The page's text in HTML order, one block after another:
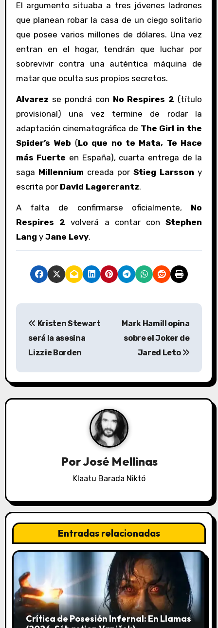
El argumento situaba a tres jóvenes ladrones
que planean robar la casa de un ciego solitario
que posee varios millones de dólares. Una vez
entran en el hogar, tendrán que luchar por
sobrevivir contra una auténtica máquina de
matar que oculta sus propios secretos.
Alvarez se pondrá con No Respires 2 (título
provisional) una vez termine de rodar la
adaptación cinematográfica de The Girl in the
Spider’s Web (Lo que no te Mata, Te Hace
más Fuerte en España), cuarta entrega de la
saga Millennium creada porStieg Larssony
escrita por David Lagercrantz.
A falta de confirmarse oficialmente, No
Respires 2 volverá a contar conStephen
Lang yJane Levy.
N
e
g
d
e
e
n
t
r
Kristen Stewart
será la asesina
Lizzie Borden
Mark Hamill opina
sobre el Joker de
Jared Leto
PorJosé Mellinas
Klaatu Barada Niktó
Entradas relacionadas
Crítica de Posesión Infernal: En Llamas